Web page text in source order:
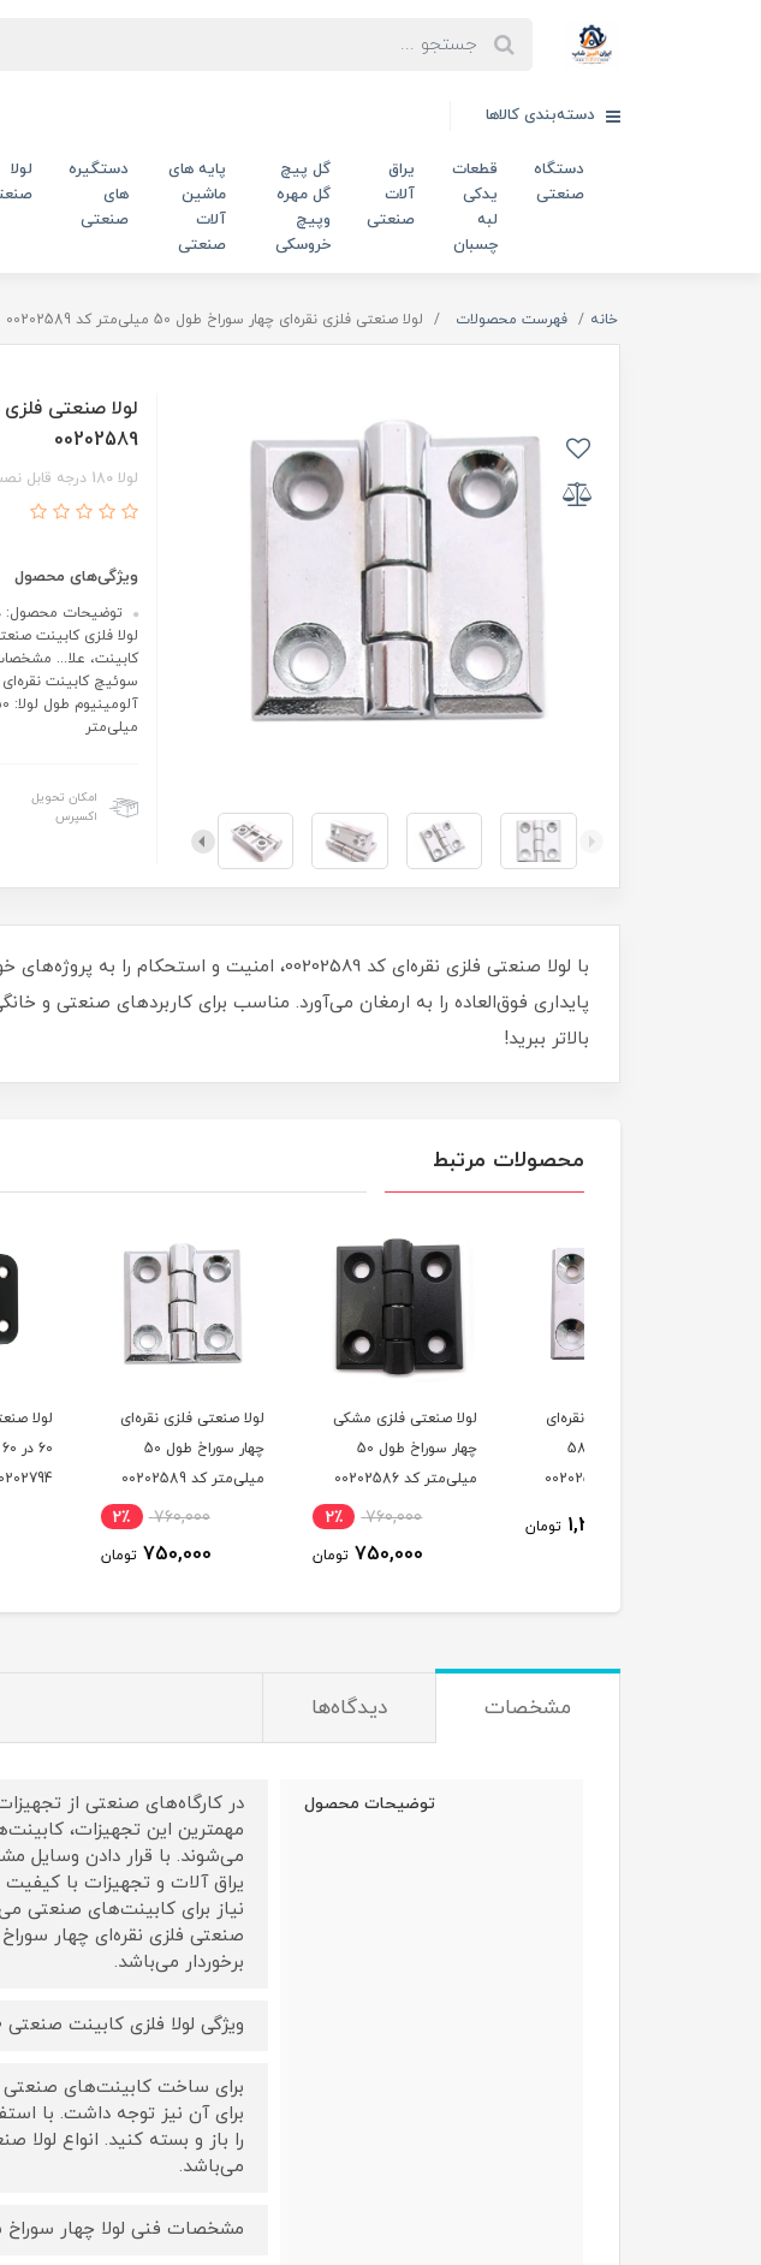
دسته‌بندی کالاها
دستگاه
صنعتی
قطعات
یدکی
لبه
چسبان
یراق
آلات
صنعتی
گل پیچ
گل مهره
وپیچ
خروسکی
پایه های
ماشین
آلات
صنعتی
دستگیره
های
صنعتی
لولا
خانه فهرست محصولات لولا صنعتی فلزی نقره‌ای چهار سوراخ طول 50 میلی‌متر کد 00202589
00202589
لولا 180 درجه قابل نصب روی انواع کابینت‌های صنعتی
ویژگی‌های محصول
توضیحات محصول:
کابینت، علا...
سوئیچ کابینت
میلی‌متر
امکان تحویل
اکسپرس
پایداری فوق‌العاده را به ارمغان می‌آورد. مناسب برای کاربردهای صنعتی و
بالاتر ببرید!
محصولات مرتبط
لولا صنعتی فلزی مشکی
چهار سوراخ طول 50
میلی‌متر کد 00202586
2٪
تومان
لولا صنعتی فلزی نقره‌ای
چهار سوراخ طول 50
میلی‌متر کد 00202589
2٪
تومان
لولا صنعتی آهنی
60 در 60 میلی‌متر کد
00202794
مشخصات دیدگاه‌ها
توضیحات محصول
در کارگاه‌های صنعتی از
مهمترین این تجهیزات،
می‌شوند. با قرار دادن وسایل
یراق آلات و تجهیزات با کیفیت
نیاز برای کابینت‌های صنعتی
برخوردار می‌باشد.
ویژگی لولا فلزی کابینت صنعتی 180 درجه
برای ساخت کابینت‌های صنعتی
را باز و بسته کنید. انواع
می‌باشد.
مشخصات فنی لولا چهار سوراخ